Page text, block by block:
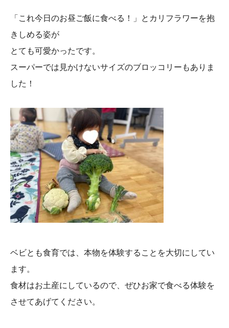
「これ今日のお昼ご飯に食べる！」とカリフラワーを抱
きしめる姿が
とても可愛かったです。
スーパーでは見かけないサイズのブロッコリーもありま
した！
ベビとも食育では、本物を体験することを大切にしてい
ます。
食材はお土産にしているので、ぜひお家で食べる体験を
させてあげてください。